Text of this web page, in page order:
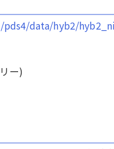
data/hyb2/
ー)